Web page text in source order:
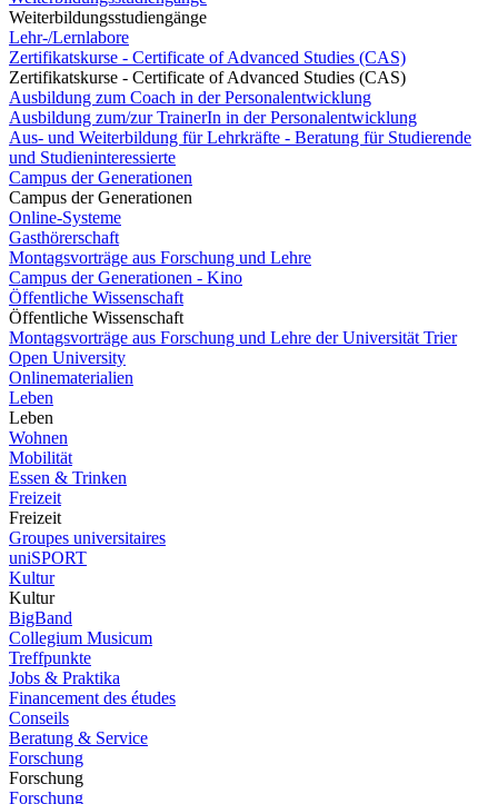
Weiterbildungsstudiengänge
Lehr-/Lernlabore
Zertifikatskurse - Certificate of Advanced Studies (CAS)
Zertifikatskurse - Certificate of Advanced Studies (CAS)
Ausbildung zum Coach in der Personalentwicklung
Ausbildung zum/zur TrainerIn in der Personalentwicklung
Aus- und Weiterbildung für Lehrkräfte - Beratung für Studierende
und Studieninteressierte
Campus der Generationen
Campus der Generationen
Online-Systeme
Gasthörerschaft
Montagsvorträge aus Forschung und Lehre
Campus der Generationen - Kino
Öffentliche Wissenschaft
Öffentliche Wissenschaft
Montagsvorträge aus Forschung und Lehre der Universität Trier
Open University
Onlinematerialien
Leben
Leben
Wohnen
Mobilität
Essen & Trinken
Freizeit
Freizeit
Groupes universitaires
uniSPORT
Kultur
Kultur
BigBand
Collegium Musicum
Treffpunkte
Jobs & Praktika
Financement des études
Conseils
Beratung & Service
Forschung
Forschung
Forschung